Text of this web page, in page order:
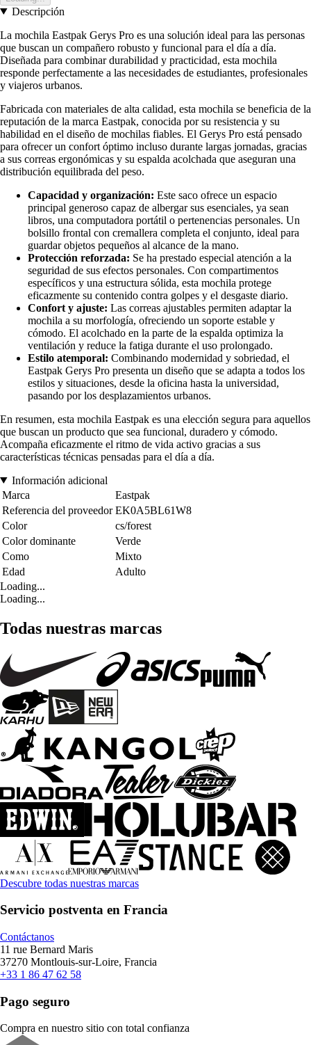
Descripción
La mochila Eastpak Gerys Pro es una solución ideal para las personas
que buscan un compañero robusto y funcional para el día a día.
Diseñada para combinar durabilidad y practicidad, esta mochila
responde perfectamente a las necesidades de estudiantes, profesionales
y viajeros urbanos.
Fabricada con materiales de alta calidad, esta mochila se beneficia de la
reputación de la marca Eastpak, conocida por su resistencia y su
habilidad en el diseño de mochilas fiables. El Gerys Pro está pensado
para ofrecer un confort óptimo incluso durante largas jornadas, gracias
a sus correas ergonómicas y su espalda acolchada que aseguran una
distribución equilibrada del peso.
Capacidad y organización: Este saco ofrece un espacio
principal generoso capaz de albergar sus esenciales, ya sean
libros, una computadora portátil o pertenencias personales. Un
bolsillo frontal con cremallera completa el conjunto, ideal para
guardar objetos pequeños al alcance de la mano.
Protección reforzada: Se ha prestado especial atención a la
seguridad de sus efectos personales. Con compartimentos
específicos y una estructura sólida, esta mochila protege
eficazmente su contenido contra golpes y el desgaste diario.
Confort y ajuste: Las correas ajustables permiten adaptar la
mochila a su morfología, ofreciendo un soporte estable y
cómodo. El acolchado en la parte de la espalda optimiza la
ventilación y reduce la fatiga durante el uso prolongado.
Estilo atemporal: Combinando modernidad y sobriedad, el
Eastpak Gerys Pro presenta un diseño que se adapta a todos los
estilos y situaciones, desde la oficina hasta la universidad,
pasando por los desplazamientos urbanos.
En resumen, esta mochila Eastpak es una elección segura para aquellos
que buscan un producto que sea funcional, duradero y cómodo.
Acompaña eficazmente el ritmo de vida activo gracias a sus
características técnicas pensadas para el día a día.
Información adicional
Marca
Eastpak
Referencia del proveedor EK0A5BL61W8
Color
cs/forest
Color dominante
Verde
Como
Mixto
Edad
Adulto
Loading...
Loading...
Todas nuestras marcas
Descubre todas nuestras marcas
Servicio postventa en Francia
Contáctanos
11 rue Bernard Maris
37270 Montlouis-sur-Loire, Francia
+33 1 86 47 62 58
Pago seguro
Compra en nuestro sitio con total confianza